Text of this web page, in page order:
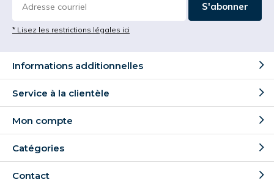
S'abonner
* Lisez les restrictions légales ici
Informations additionnelles
Service à la clientèle
Mon compte
Catégories
Contact